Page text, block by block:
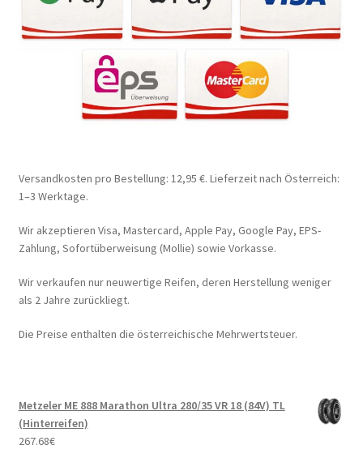
Versandkosten pro Bestellung: 12,95 €. Lieferzeit nach Österreich:
1–3 Werktage.
Wir akzeptieren Visa, Mastercard, Apple Pay, Google Pay, EPS-
Zahlung, Sofortüberweisung (Mollie) sowie Vorkasse.
Wir verkaufen nur neuwertige Reifen, deren Herstellung weniger
als 2 Jahre zurückliegt.
Die Preise enthalten die österreichische Mehrwertsteuer.
Metzeler ME 888 Marathon Ultra 280/35 VR 18 (84V) TL
(Hinterreifen)
267.68€